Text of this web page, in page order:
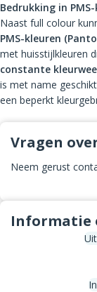
Bedrukking in
Naast full colour
PMS-kleuren
met huisstijlkleuren
constante
is met name
een beperkt
Vragen
Neem gerust
Informatie